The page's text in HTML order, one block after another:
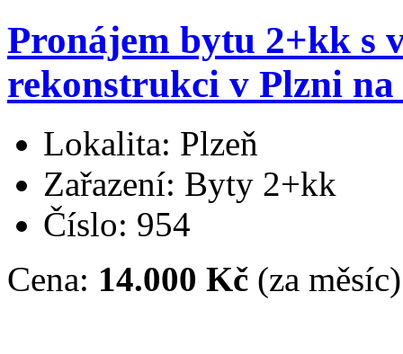
Pronájem bytu 2+kk s
rekonstrukci v Plzni na
Lokalita: Plzeň
Zařazení: Byty 2+kk
Číslo: 954
Cena: 14.000 Kč (za měsíc)